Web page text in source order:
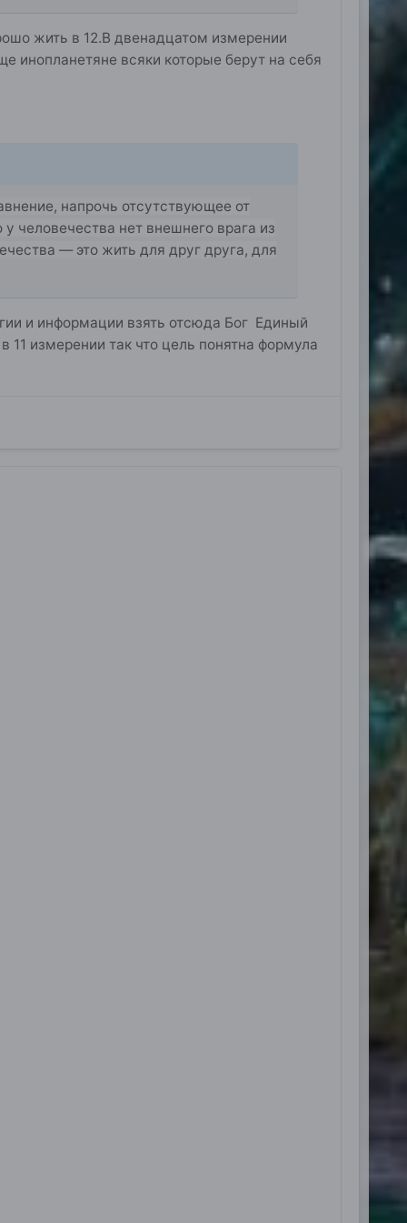
жить в 12.В двенадцатом измерении
инопланетяне всяки которые берут на себя
напрочь отсутствующее от
человечества нет внешнего врага из
— это жить для друг друга, для
и информации взять отсюда Бог Единый
измерении так что цель понятна формула